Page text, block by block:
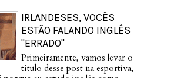
IRLANDESES, VOCÊS
ESTÃO FALANDO INGLÊS
"ERRADO"
Primeiramente, vamos levar o
título desse post na esportiva,